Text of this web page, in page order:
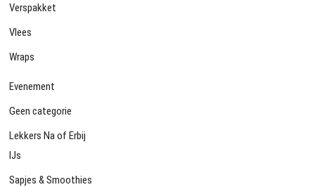
Verspakket
Vlees
Wraps
Evenement
Geen categorie
Lekkers Na of Erbij
IJs
Sapjes & Smoothies